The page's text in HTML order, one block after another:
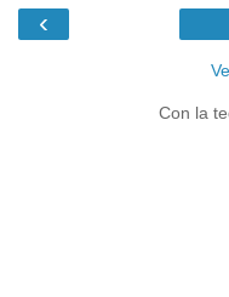
‹
Con la